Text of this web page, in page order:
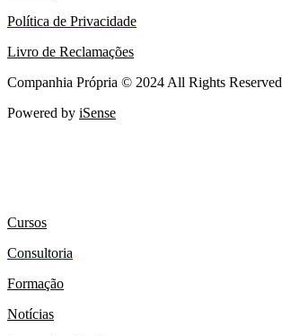
Política de Privacidade
Livro de Reclamações
Companhia Própria © 2024 All Rights Reserved
Powered by iSense
Cursos
Consultoria
Formação
Notícias